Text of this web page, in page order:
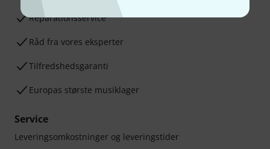
Reparationsservice
Råd fra vores eksperter
Tilfredshedsgaranti
Europas største musiklager
Service
Leveringsomkostninger og leveringstider